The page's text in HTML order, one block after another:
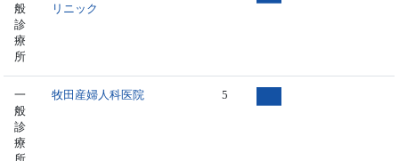
般
診
療
所
リニック
一
般
診
療
牧田産婦人科医院 5